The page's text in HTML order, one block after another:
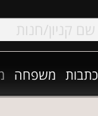
כתבות משפחה